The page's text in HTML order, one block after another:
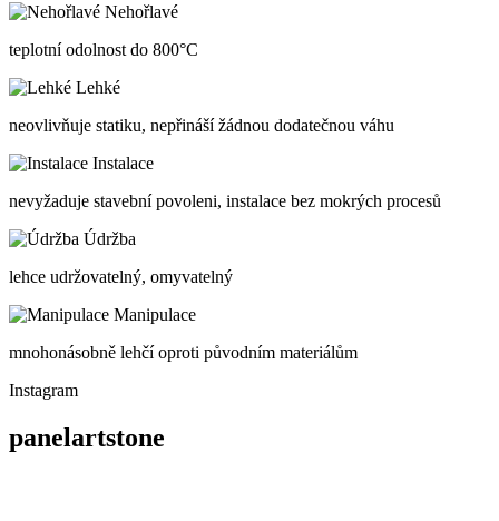
Nehořlavé
teplotní odolnost do 800°C
Lehké
neovlivňuje statiku, nepřináší žádnou dodatečnou váhu
Instalace
nevyžaduje stavební povoleni, instalace bez mokrých procesů
Údržba
lehce udržovatelný, omyvatelný
Manipulace
mnohonásobně lehčí oproti původním materiálům
Instagram
panelartstone